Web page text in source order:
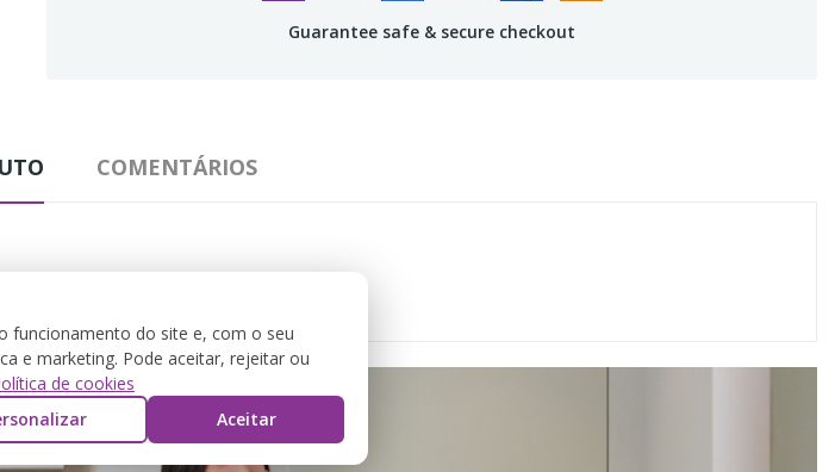
Guarantee safe & secure checkout
COMENTÁRIOS
funcionamento do site e, com o seu
e marketing. Pode aceitar, rejeitar ou
de cookies
Aceitar